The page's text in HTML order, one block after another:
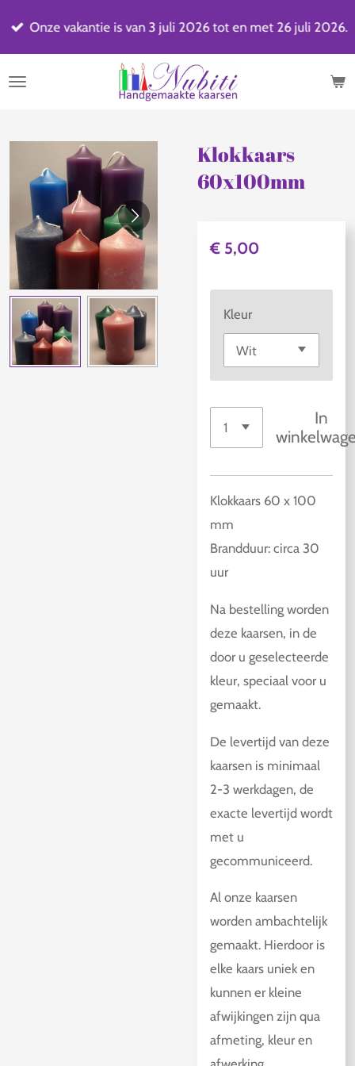
Ga
de
Onze vakantie is van 3 juli 2026 tot en met 26 juli 2026.
Klokkaars
60x100mm
€ 5,00
Kleur
In
Klokkaars 60 x 100
mm
Brandduur: circa 30
uur
Na bestelling worden
deze kaarsen, in de
door u geselecteerde
kleur, speciaal voor u
gemaakt.
De levertijd van deze
kaarsen is minimaal
2-3 werkdagen, de
exacte levertijd wordt
met u
gecommuniceerd.
Al onze kaarsen
worden ambachtelijk
gemaakt. Hierdoor is
elke kaars uniek en
kunnen er kleine
afwijkingen zijn qua
afmeting, kleur en